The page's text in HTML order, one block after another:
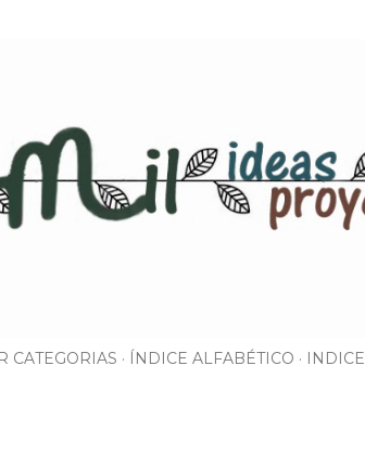
CATEGORIAS ÍNDICE ALFABÉTICO INDICE